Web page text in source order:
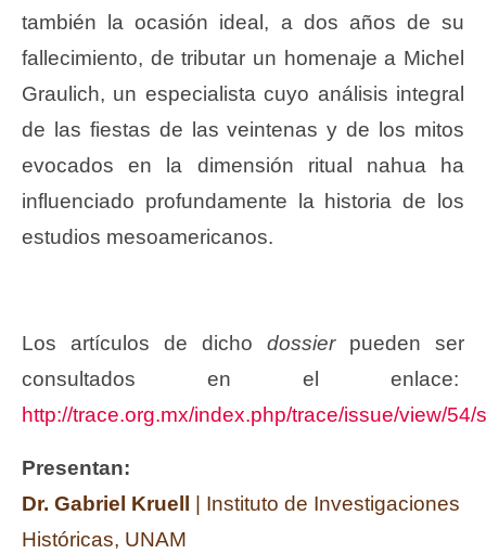
también la ocasión ideal, a dos años de su
fallecimiento, de tributar un homenaje a Michel
Graulich, un especialista cuyo análisis integral
de las fiestas de las veintenas y de los mitos
evocados en la dimensión ritual nahua ha
influenciado profundamente la historia de los
estudios mesoamericanos.
Los artículos de dicho dossier pueden ser
consultados en el enlace:
http://trace.org.mx/index.php/trace/issue/view/54/
Presentan:
Dr. Gabriel Kruell
| Instituto de Investigaciones
Históricas, UNAM